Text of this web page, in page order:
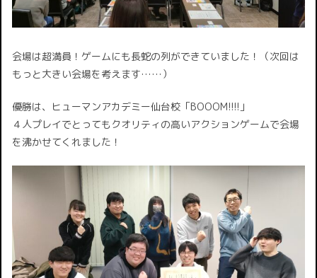
会場は超満員！ゲームにも長蛇の列ができていました！（次回は
もっと大きい会場を考えます……）
優勝は、ヒューマンアカデミー仙台校「BOOOM!!!!」
４人プレイでとってもクオリティの高いアクションゲームで会場
を沸かせてくれました！